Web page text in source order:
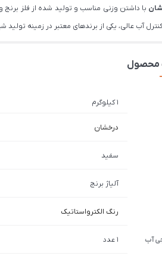
با داشتن وزنی مناسب و تولید شده از فلز
آب عالی، یکی از برندهای معتبر در زمینه تولید
محصول
1 کیلوگرم
درخشان
سفید
آلیاژ برنج
رنگ الکترواستاتیک
آب 1 عدد